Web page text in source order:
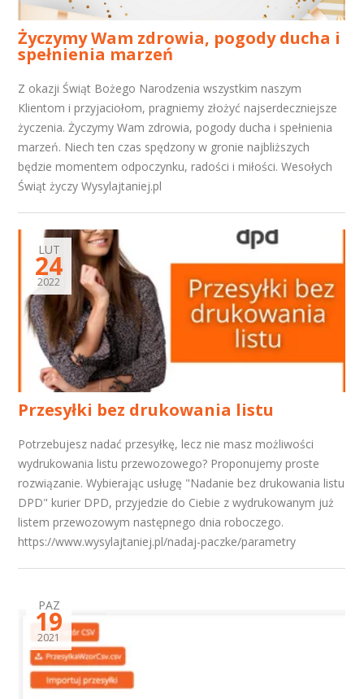
Życzymy Wam zdrowia, pogody ducha i
spełnienia marzeń
Z okazji Świąt Bożego Narodzenia wszystkim naszym
Klientom i przyjaciołom, pragniemy złożyć najserdeczniejsze
życzenia. Życzymy Wam zdrowia, pogody ducha i spełnienia
marzeń. Niech ten czas spędzony w gronie najbliższych
będzie momentem odpoczynku, radości i miłości. Wesołych
Świąt życzy Wysylajtaniej.pl
LUT
24
2022
Przesyłki bez drukowania listu
Potrzebujesz nadać przesyłkę, lecz nie masz możliwości
wydrukowania listu przewozowego? Proponujemy proste
rozwiązanie. Wybierając usługę "Nadanie bez drukowania listu
DPD" kurier DPD, przyjedzie do Ciebie z wydrukowanym już
listem przewozowym następnego dnia roboczego.
https://www.wysylajtaniej.pl/nadaj-paczke/parametry
PAZ
19
2021